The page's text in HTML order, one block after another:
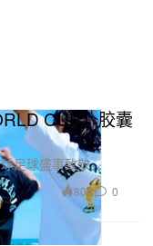
CUP」胶囊
足球盛事致敬。
806 0